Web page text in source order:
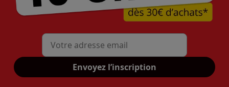
Mon adresse mail
Envoyez l’inscription